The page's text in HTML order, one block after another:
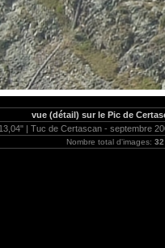
vue (détail) sur le Pic de
| Tuc de Certascan - septembre
Nombre total d'images: 32